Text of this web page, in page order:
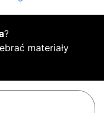
?
materiały